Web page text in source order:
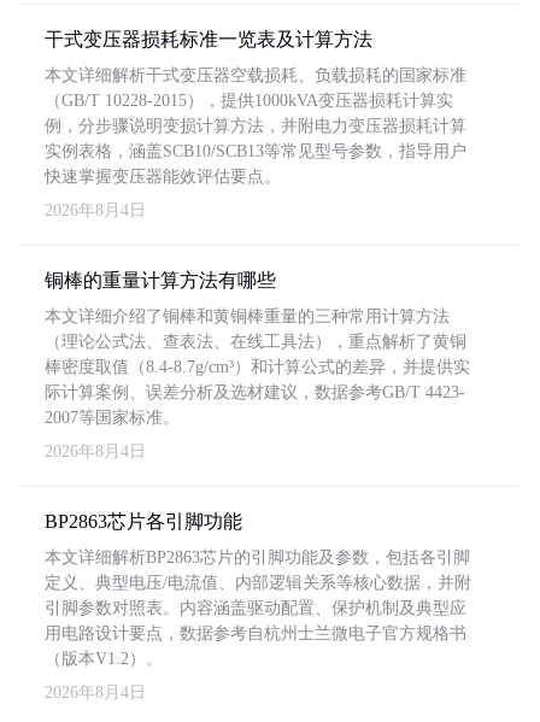
干式变压器损耗标准一览表及计算方法
本文详细解析干式变压器空载损耗、负载损耗的国家标准
（GB/T 10228-2015），提供1000kVA变压器损耗计算实
例，分步骤说明变损计算方法，并附电力变压器损耗计算
实例表格，涵盖SCB10/SCB13等常见型号参数，指导用户
快速掌握变压器能效评估要点。
2026年8月4日
铜棒的重量计算方法有哪些
本文详细介绍了铜棒和黄铜棒重量的三种常用计算方法
（理论公式法、查表法、在线工具法），重点解析了黄铜
棒密度取值（8.4-8.7g/cm³）和计算公式的差异，并提供实
际计算案例、误差分析及选材建议，数据参考GB/T 4423-
2007等国家标准。
2026年8月4日
BP2863芯片各引脚功能
本文详细解析BP2863芯片的引脚功能及参数，包括各引脚
定义、典型电压/电流值、内部逻辑关系等核心数据，并附
引脚参数对照表。内容涵盖驱动配置、保护机制及典型应
用电路设计要点，数据参考自杭州士兰微电子官方规格书
（版本V1.2）。
2026年8月4日